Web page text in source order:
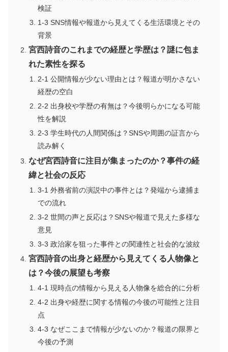
検証
1-3 SNS情報や報道から見えてくる生活環境とその
背景
宮西詩音のこれまでの経歴と学歴は？謎に包ま
れた素性を探る
2-1 公開情報が少ない理由とは？報道が明かさない
経歴の空白
2-2 出身校や学歴の有無は？今後明らかになる可能
性を解説
2-3 学生時代の人間関係は？SNSや周囲の証言から
読み解く
なぜ宮西詩音に注目が集まったのか？事件の経
緯と社会の反応
3-1 外務省前の演説中の事件とは？発端から逮捕ま
での流れ
3-2 世間の声と反応は？SNSや報道で見えた多様な
意見
3-3 政治家を狙った事件との関連性と社会的な波紋
宮西詩音の出身と経歴から見えてくる人物像と
は？今後の展望も考察
4-1 現時点の情報から見える人物像を総合的に分析
4-2 出身や経歴に関する情報の今後の可能性と注目
点
4-3 なぜここまで情報が少ないのか？報道の限界と
今後の予測